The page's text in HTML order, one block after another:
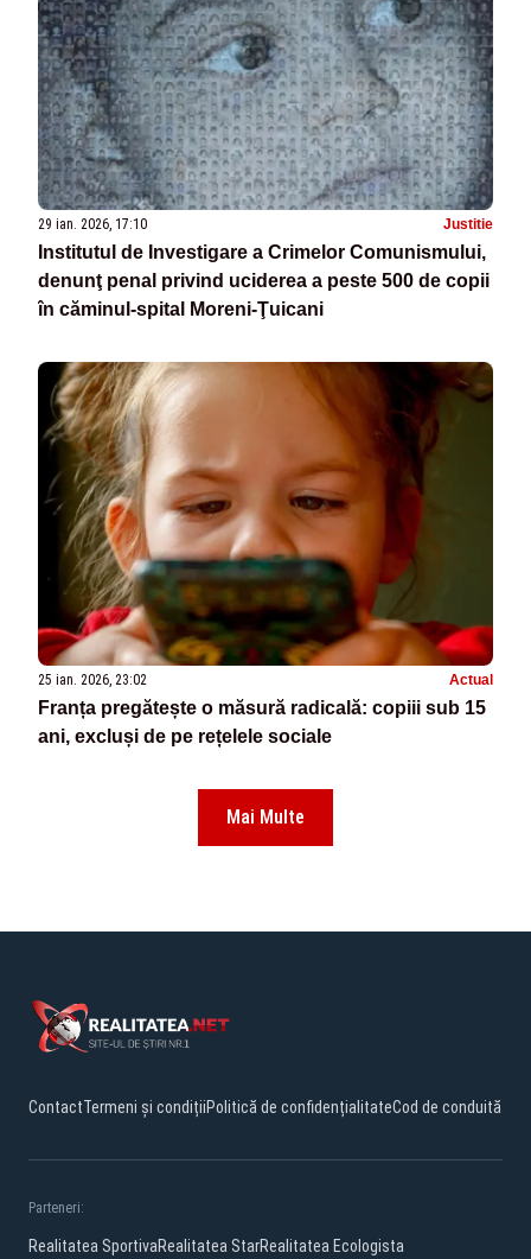
29 ian. 2026, 17:10 Justitie
Institutul de Investigare a Crimelor Comunismului,
denunţ penal privind uciderea a peste 500 de copii
în căminul-spital Moreni-Ţuicani
25 ian. 2026, 23:02 Actual
Franța pregătește o măsură radicală: copiii sub 15
ani, excluși de pe rețelele sociale
Mai Multe
ContactTermeni și condițiiPolitică de confidențialitateCod de conduită
Parteneri:
Realitatea SportivaRealitatea StarRealitatea Ecologista